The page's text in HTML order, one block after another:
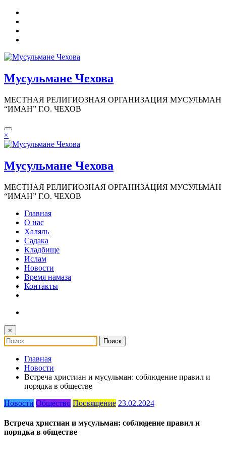
Перейти
содержимому
Мусульмане Чехова
МЕСТНАЯ РЕЛИГИОЗНАЯ ОРГАНИЗАЦИЯ МУСУЛЬМАН
“ИМАН” Г.О. ЧЕХОВ
×
Мусульмане Чехова
МЕСТНАЯ РЕЛИГИОЗНАЯ ОРГАНИЗАЦИЯ МУСУЛЬМАН
“ИМАН” Г.О. ЧЕХОВ
Главная
О нас
Халяль
Садака
Кладбище
Ислам
Новости
Время намаза
Контакты
×
Главная
Новости
Встреча христиан и мусульман: соблюдение правил и
порядка в обществе
Новости Общество Посвящение 23.02.2024
Встреча христиан и мусульман: соблюдение правил и
порядка в обществе